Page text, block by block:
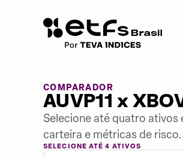
COMPARADOR
AUVP11 x
Selecione até quatro
carteira e métricas de risco.
SELECIONE ATÉ 4 ATIVOS